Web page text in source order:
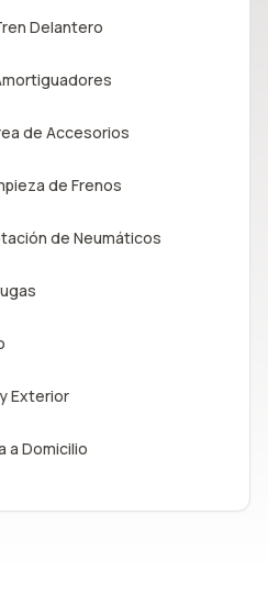
Delantero
de Accesorios
de Frenos
de Neumáticos
Exterior
a Domicilio